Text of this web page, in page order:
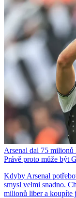
Arsenal dal 75 milionů
Právě proto může být
Kdyby Arsenal
smysl velmi snadno.
milionů liber a koupíte